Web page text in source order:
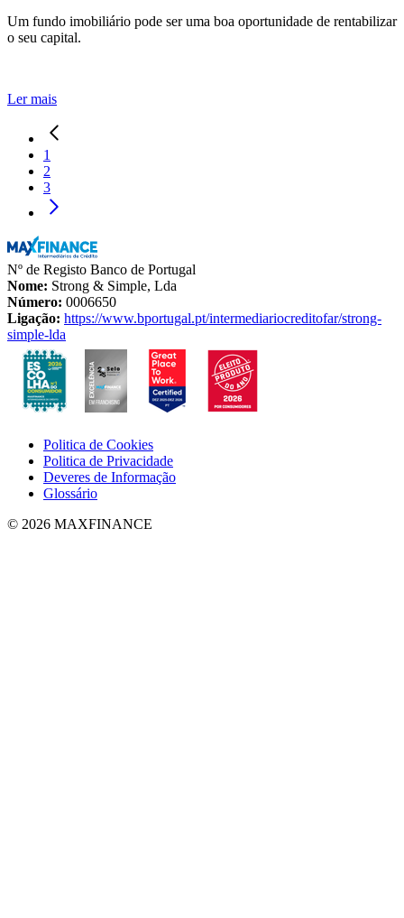
Um fundo imobiliário pode ser uma boa oportunidade de rentabilizar
o seu capital.
Ler mais
1
2
3
Nº de Registo Banco de Portugal
Nome: Strong & Simple, Lda
Número: 0006650
Ligação: https://www.bportugal.pt/intermediariocreditofar/strong-
simple-lda
Politica de Cookies
Politica de Privacidade
Deveres de Informação
Glossário
© 2026 MAXFINANCE